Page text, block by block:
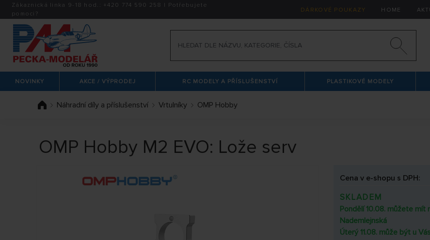
Zákaznická linka 9-18 hod.: +420 774 590 258 | Potřebujete
pomoci?
DÁRKOVÉ POUKAZY HOME
NOVINKY AKCE / VÝPRODEJ RC MODELY A PŘÍSLUŠENSTVÍ PLASTIKOVÉ MODELY
Náhradní díly a příslušenství Vrtulníky OMP Hobby
OMP Hobby M2 EVO: Lože serv
Cena v e-shopu s DPH:
SKLADEM
Pondělí 10.08. můžete mít
Nademlejnská
Úterý 11.08. může být u